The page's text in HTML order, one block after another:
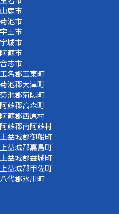
山鹿市
菊池市
宇土市
宇城市
阿蘇市
合志市
玉名郡玉東町
菊池郡大津町
菊池郡菊陽町
阿蘇郡高森町
阿蘇郡西原村
阿蘇郡南阿蘇村
上益城郡御船町
上益城郡嘉島町
上益城郡益城町
上益城郡甲佐町
八代郡氷川町